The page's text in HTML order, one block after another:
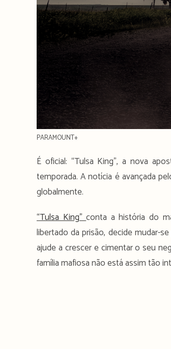
PARAMOUNT+
É oficial: “Tulsa King”, a nova
temporada. A notícia é avançada
globalmente.
“Tulsa King”conta a história do
libertado da prisão, decide mudar-
ajude a crescer e cimentar o seu
família mafiosa não está assim tão